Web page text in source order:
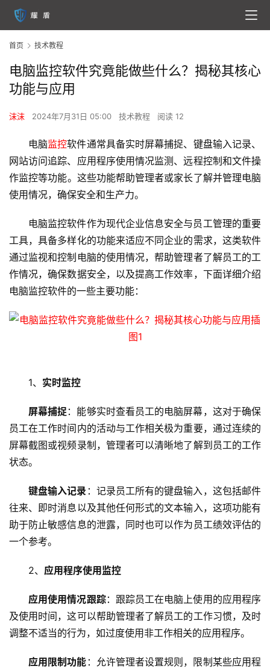
首页 技术教程
电脑监控软件究竟能做些什么？揭秘其核心
功能与应用
沫沫 2024年7月31日 05:00 技术教程 阅读 12
电脑监控软件通常具备实时屏幕捕捉、键盘输入记录、
网站访问追踪、应用程序使用情况监测、远程控制和文件操
作监控等功能。这些功能帮助管理者或家长了解并管理电脑
使用情况，确保安全和生产力。
电脑监控软件作为现代企业信息安全与员工管理的重要
工具，具备多样化的功能来适应不同企业的需求，这类软件
通过监视和控制电脑的使用情况，帮助管理者了解员工的工
作情况，确保数据安全，以及提高工作效率，下面详细介绍
电脑监控软件的一些主要功能：
1、 实时监控
屏幕捕捉 ：能够实时查看员工的电脑屏幕，这对于确保
员工在工作时间内的活动与工作相关极为重要，通过连续的
屏幕截图或视频录制，管理者可以清晰地了解到员工的工作
状态。
键盘输入记录 ：记录员工所有的键盘输入，这包括邮件
往来、即时消息以及其他任何形式的文本输入，这项功能有
助于防止敏感信息的泄露，同时也可以作为员工绩效评估的
一个参考。
2、 应用程序使用监控
应用使用情况跟踪：跟踪员工在电脑上使用的应用程序
及使用时间，这可以帮助管理者了解员工的工作习惯，及时
调整不适当的行为，如过度使用非工作相关的应用程序。
应用限制功能 ：允许管理者设置规则，限制某些应用程